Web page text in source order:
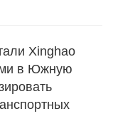
Xinghao
в Южную